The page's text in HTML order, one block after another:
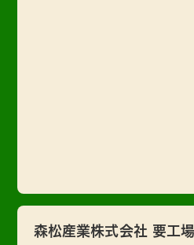
森松産業株式会社 要工場